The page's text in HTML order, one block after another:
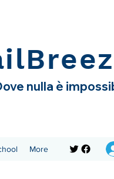
nulla è
More